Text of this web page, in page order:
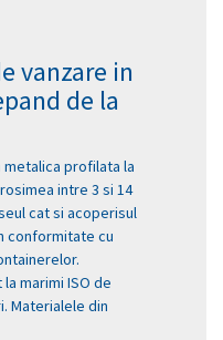
vanzare in
de la
profilata la
intre 3 si 14
cat si acoperisul
conformitate cu
marimi ISO de
Materialele din